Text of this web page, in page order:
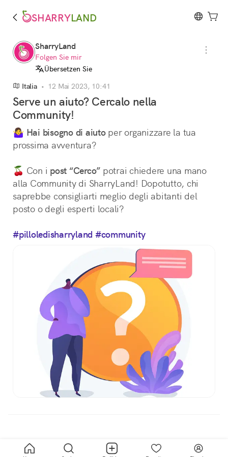
SHARRYLAND
SharryLand
Folgen Sie mir
Übersetzen Sie
Italia• 12 Mai 2023, 10:41
Serve un aiuto? Cercalo nella
Community!
🤷‍♀️ Hai bisogno di aiuto per organizzare la tua
prossima avventura?
🍒 Con i post “Cerco” potrai chiedere una mano
alla Community di SharryLand! Dopotutto, chi
saprebbe consigliarti meglio degli abitanti del
posto o degli esperti locali?
#pilloledisharryland #community